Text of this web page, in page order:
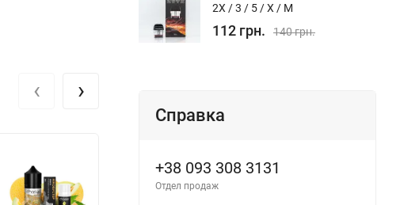
‹ ›
2X / 3 / 5 / Х / M
112 грн. 140 грн.
Справка
+38 093 308 3131
Отдел продаж